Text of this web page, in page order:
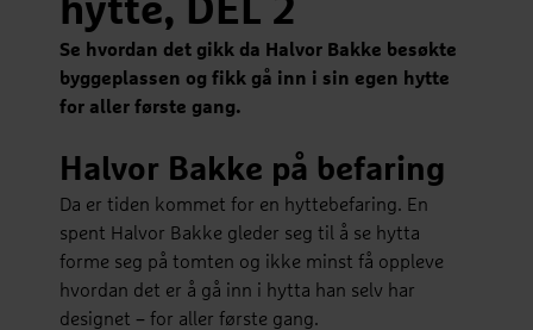
hytte, DEL 2
Se hvordan det gikk da Halvor Bakke besøkte
byggeplassen og fikk gå inn i sin egen hytte
for aller første gang.
Halvor Bakke på befaring
Da er tiden kommet for en hyttebefaring. En
spent Halvor Bakke gleder seg til å se hytta
forme seg på tomten og ikke minst få oppleve
hvordan det er å gå inn i hytta han selv har
designet – for aller første gang.